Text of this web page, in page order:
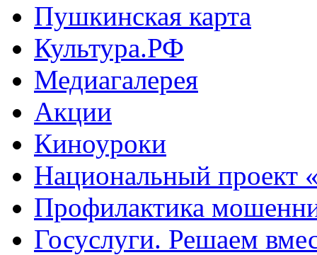
Пушкинская карта
Культура.РФ
Медиагалерея
Акции
Киноуроки
Национальный проект
Профилактика
Госуслуги. Решаем